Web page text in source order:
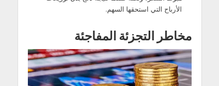
الأرباح التي استحقها السهم.
مخاطر التجزئة المفاجئة